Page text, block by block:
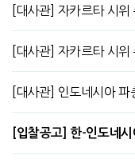
[대사관] 자카르타 시
[대사관] 자카르타 시
[대사관] 인도네시아
[입찰공고] 한-인도네